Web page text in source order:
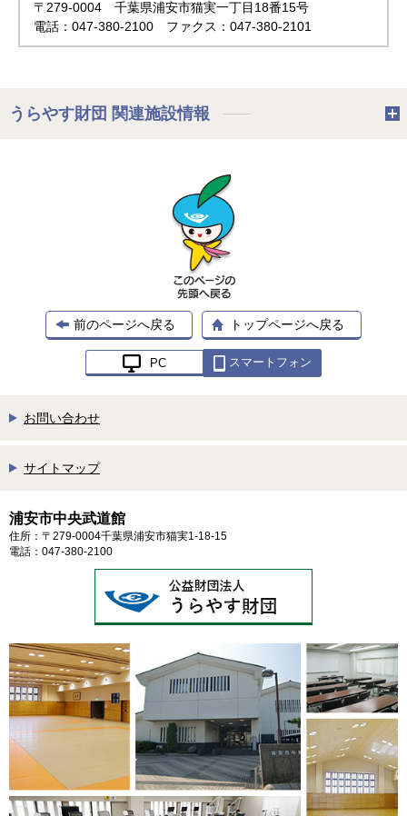
〒279-0004 千葉県浦安市猫実一丁目18番15号
電話：047-380-2100 ファクス：047-380-2101
うらやす財団 関連施設情報
前のページへ戻る トップページへ戻る
PC スマートフォン
お問い合わせ
サイトマップ
浦安市中央武道館
住所：〒279-0004千葉県浦安市猫実1-18-15
電話：047-380-2100